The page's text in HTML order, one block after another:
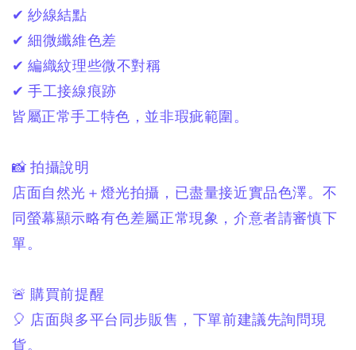
✔ 紗線結點
✔ 細微纖維色差
✔ 編織紋理些微不對稱
✔ 手工接線痕跡
皆屬正常手工特色， 並非瑕疵範圍。
📸 拍攝說明
店面自然光＋燈光拍攝， 已盡量接近實品色澤。 不
同螢幕顯示略有色差屬正常現象，介意者請審慎下
單。
🚨 購買前提醒
🎈 店面與多平台同步販售， 下單前建議先詢問現
貨。